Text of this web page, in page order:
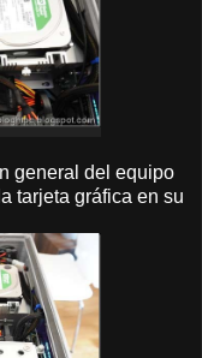
general del equipo
tarjeta gráfica en su